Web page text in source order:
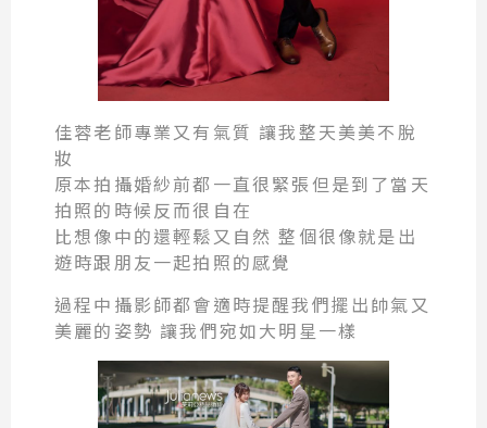
佳蓉老師專業又有氣質 讓我整天美美不脫
妝
原本拍攝婚紗前都一直很緊張但是到了當天
拍照的時候反而很自在
比想像中的還輕鬆又自然 整個很像就是出
遊時跟朋友一起拍照的感覺
過程中攝影師都會適時提醒我們擺出帥氣又
美麗的姿勢 讓我們宛如大明星一樣